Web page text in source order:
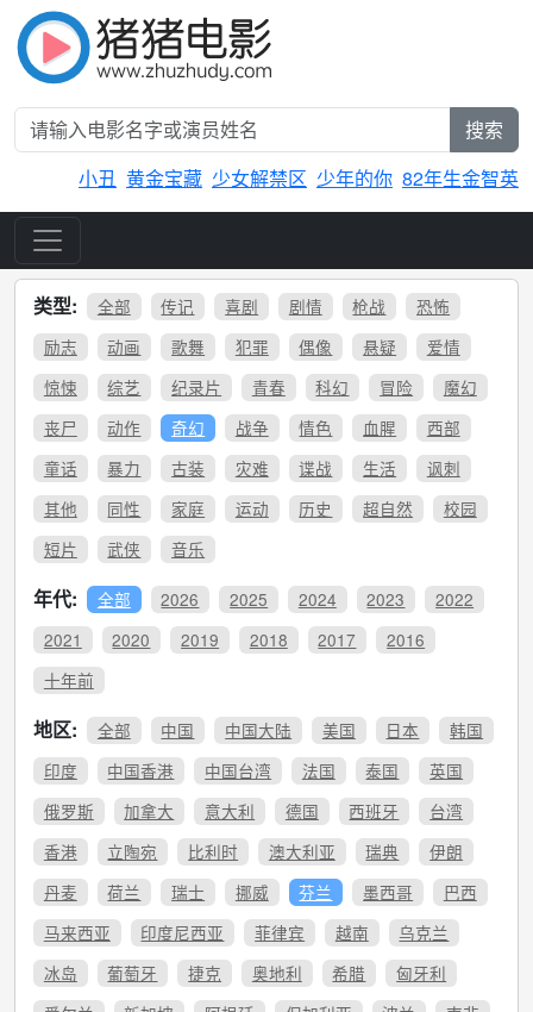
搜索
小丑 黄金宝藏 少女解禁区 少年的你 82年生金智英
类型: 全部 传记 喜剧 剧情 枪战
恐怖
励志
动画 歌舞 犯罪 偶像 悬疑
爱情
惊悚
综艺 纪录片 青春 科幻 冒险
魔幻
丧尸
动作 奇幻 战争 情色 血腥
西部
童话
暴力 古装 灾难 谍战 生活
讽刺
其他
同性 家庭 运动 历史 超自然
校园
短片
武侠 音乐
年代: 全部 2026 2025 2024 2023
2022
2021
2020 2019 2018 2017
2016
十年前
地区: 全部 中国 中国大陆 美国 日本
韩国
印度
中国香港 中国台湾 法国 泰国
英国
俄罗斯
加拿大 意大利 德国 西班牙
台湾
香港
立陶宛 比利时 澳大利亚 瑞典
伊朗
丹麦
荷兰 瑞士 挪威 芬兰 墨西哥
巴西
马来西亚
印度尼西亚 菲律宾 越南
乌克兰
冰岛
葡萄牙 捷克 奥地利 希腊
匈牙利